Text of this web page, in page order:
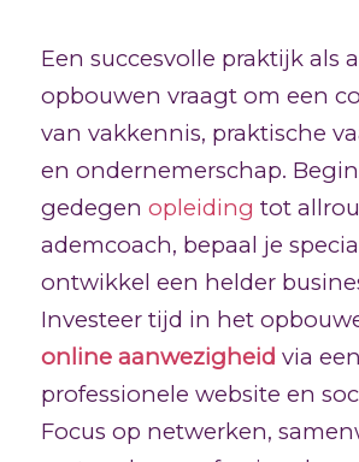
Een succesvolle praktijk als
opbouwen vraagt om een
van vakkennis, praktische
en ondernemerschap.
gedegen opleiding tot
ademcoach, bepaal je
ontwikkel een helder
Investeer tijd in het
online aanwezigheid via een
professionele website en
Focus op netwerken,